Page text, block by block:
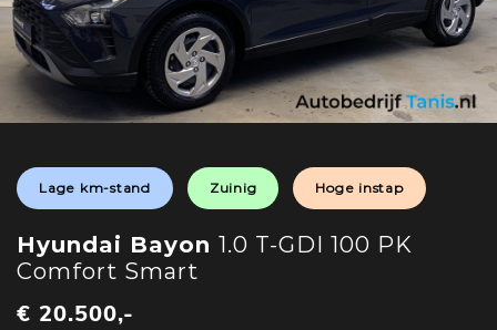
Lage km-stand Zuinig Hoge instap
Hyundai Bayon 1.0 T-GDI 100 PK
Comfort Smart
€ 20.500,-